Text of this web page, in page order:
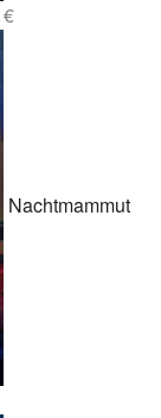
€
Nachtmammut